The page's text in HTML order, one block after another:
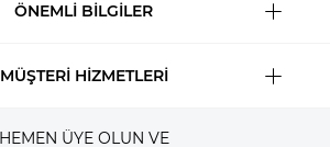
ÖNEMLİ BİLGİLER
MÜŞTERİ HİZMETLERİ
HEMEN ÜYE OLUN VE